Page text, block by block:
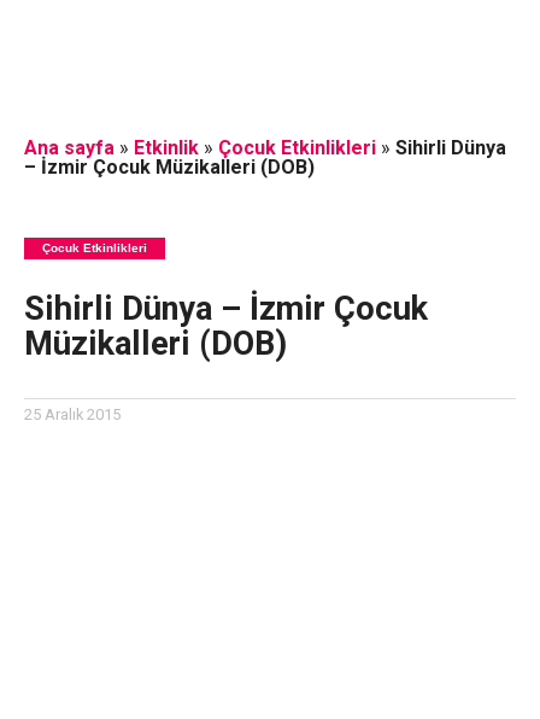
Ana sayfa» Etkinlik» Çocuk Etkinlikleri» Sihirli Dünya
– İzmir Çocuk Müzikalleri (DOB)
Çocuk Etkinlikleri
Sihirli Dünya – İzmir Çocuk
Müzikalleri (DOB)
25 Aralık 2015